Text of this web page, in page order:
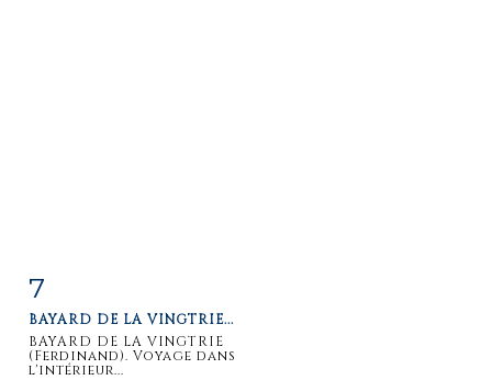
détaillée
7
BAYARD DE LA VINGTRIE...
BAYARD DE LA VINGTRIE
(Ferdinand). Voyage dans
l'intérieur...